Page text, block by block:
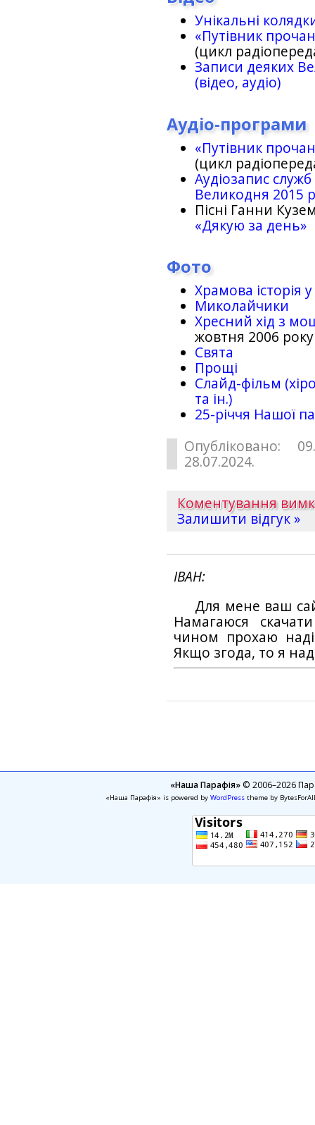
Унікальні
«Путівник
(цикл
Записи деяких
(відео, аудіо)
Аудіо-програми
«Путівник
(цикл
Аудіозапис
Великодня 2015
Пісні Ганни
«Дякую за день»
Фото
Храмова історія
Миколайчики
Хресний хід з
жовтня 2006 року
Свята
Прощі
Слайд-фільм
та ін.)
25-рiччя Нашої
Опубліковано:
28.07.2024.
Коментування
Залишити відгук »
ІВАН
Для мене ваш
Намагаюся
чином прохаю
Якщо згода, то я
«Наша Парафія»© 2006–2026
«Наша Парафія» is powered by WordPresstheme by